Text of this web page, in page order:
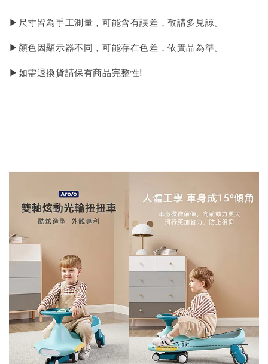
▶尺寸皆為手工測量，可能含有誤差，敬請多見諒。
▶顏色因顯示器不同，可能存在色差，依實品為準。
▶如需退換貨請保有商品完整性!